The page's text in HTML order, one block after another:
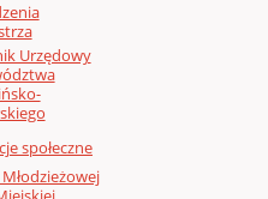
Urzędowy
społeczne